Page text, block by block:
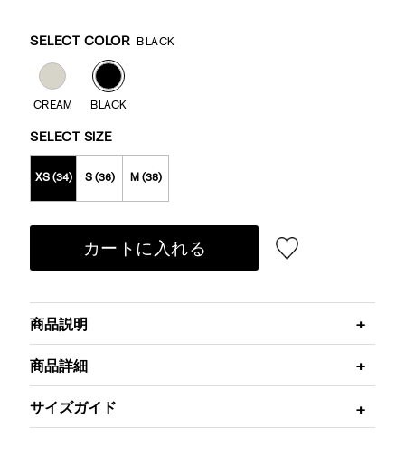
Variations
SELECT COLOR BLACK
CREAM BLACK
SELECT SIZE
XS (34) S (36) M (38)
カートに入れる
商品説明
商品詳細
サイズガイド